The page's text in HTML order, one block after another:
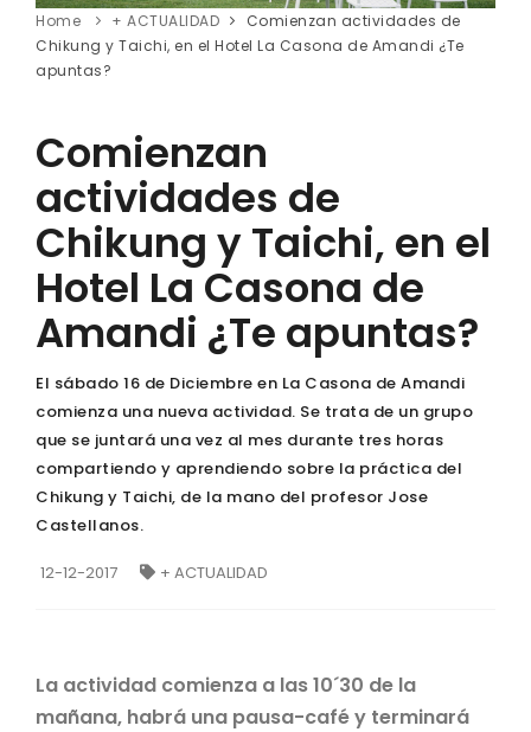
Home + ACTUALIDAD
Comienzan actividades de
Chikung y Taichi, en el Hotel La Casona de Amandi ¿Te
apuntas?
Comienzan
actividades de
Chikung y Taichi, en el
Hotel La Casona de
Amandi ¿Te apuntas?
El sábado 16 de Diciembre en La Casona de Amandi
comienza una nueva actividad. Se trata de un grupo
que se juntará una vez al mes durante tres horas
compartiendo y aprendiendo sobre la práctica del
Chikung y Taichi, de la mano del profesor Jose
Castellanos.
12-12-2017 + ACTUALIDAD
La actividad comienza a las 10´30 de la
mañana, habrá una pausa-café y terminará